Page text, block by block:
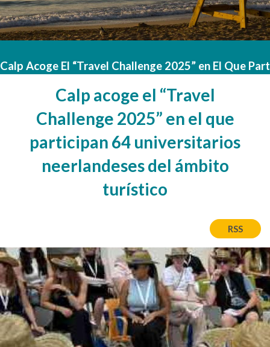
Calp Acoge El “Travel Challenge 2025” en El Que
Calp acoge el “Travel
Challenge 2025” en el que
participan 64 universitarios
neerlandeses del ámbito
turístico
RSS
Afbeelding